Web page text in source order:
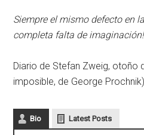
Siempre el mismo defecto en
completa falta de imaginación!
Diario de Stefan Zweig, otoño
imposible, de George Prochnik)
Bio Latest Posts